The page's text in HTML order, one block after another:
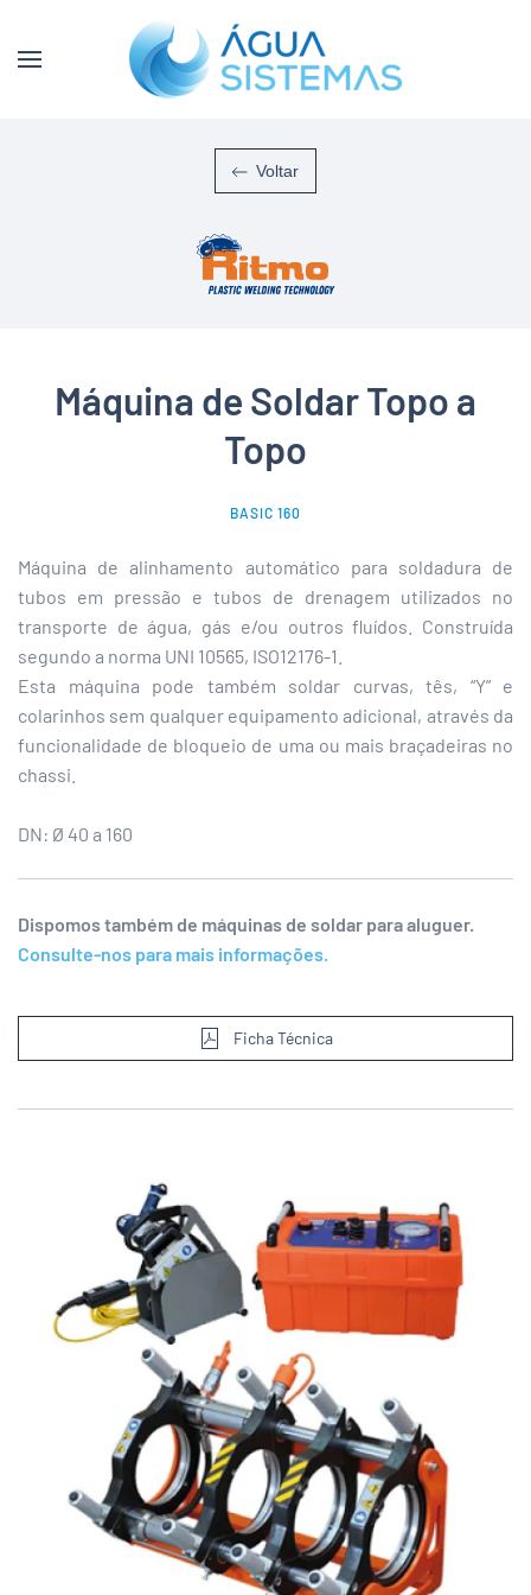
Skip to main content
Voltar
Máquina de Soldar Topo a
Topo
BASIC 160
Máquina de alinhamento automático para soldadura de
tubos em pressão e tubos de drenagem utilizados no
transporte de água, gás e/ou outros fluídos. Construída
segundo a norma UNI 10565, ISO12176-1.
Esta máquina pode também soldar curvas, tês, “Y” e
colarinhos sem qualquer equipamento adicional, através da
funcionalidade de bloqueio de uma ou mais braçadeiras no
chassi.
DN: Ø 40 a 160
Dispomos também de máquinas de soldar para aluguer.
Consulte-nos para mais informações.
Ficha Técnica